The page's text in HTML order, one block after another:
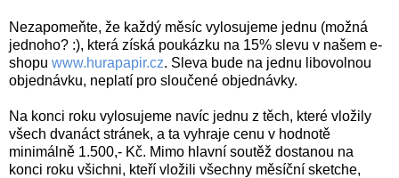
Nezapomeňte, že každý měsíc vylosujeme jednu (možná
jednoho? :), která získá poukázku na 15% slevu v našem e-
shopu www.hurapapir.cz. Sleva bude na jednu libovolnou
objednávku, neplatí pro sloučené objednávky.
Na konci roku vylosujeme navíc jednu z těch, které vložily
všech dvanáct stránek, a ta vyhraje cenu v hodnotě
minimálně 1.500,- Kč. Mimo hlavní soutěž dostanou na
konci roku všichni, kteří vložili všechny měsíční sketche,